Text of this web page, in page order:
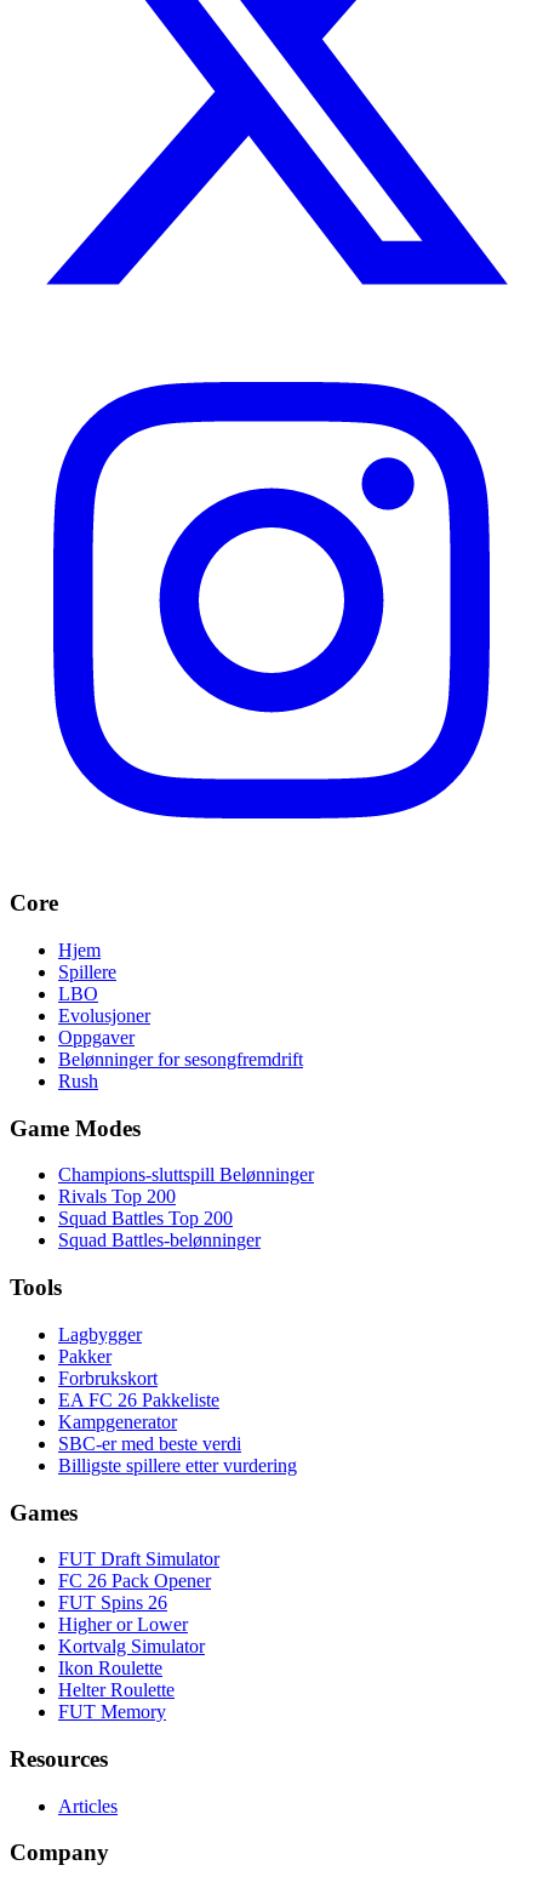
Core
Hjem
Spillere
LBO
Evolusjoner
Oppgaver
Belønninger for sesongfremdrift
Rush
Game Modes
Champions-sluttspill Belønninger
Rivals Top 200
Squad Battles Top 200
Squad Battles-belønninger
Tools
Lagbygger
Pakker
Forbrukskort
EA FC 26 Pakkeliste
Kampgenerator
SBC-er med beste verdi
Billigste spillere etter vurdering
Games
FUT Draft Simulator
FC 26 Pack Opener
FUT Spins 26
Higher or Lower
Kortvalg Simulator
Ikon Roulette
Helter Roulette
FUT Memory
Resources
Articles
Company